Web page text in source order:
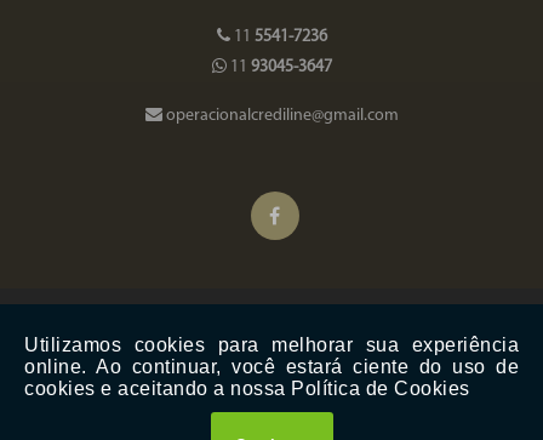
11 5541-7236
11 93045-3647
operacionalcrediline@gmail.com
W3C
W3C